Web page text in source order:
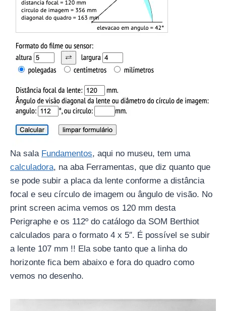
Na sala Fundamentos, aqui no museu, tem uma
calculadora, na aba Ferramentas, que diz quanto que
se pode subir a placa da lente conforme a distância
focal e seu círculo de imagem ou ângulo de visão. No
print screen acima vemos os 120 mm desta
Perigraphe e os 112º do catálogo da SOM Berthiot
calculados para o formato 4 x 5″. É possível se subir
a lente 107 mm !! Ela sobe tanto que a linha do
horizonte fica bem abaixo e fora do quadro como
vemos no desenho.